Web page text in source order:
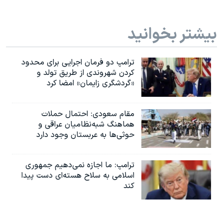
بیشتر بخوانید
ترامپ دو فرمان اجرایی برای محدود
کردن شهروندی از طریق تولد و
«گردشگری زایمان» امضا کرد
مقام سعودی: احتمال حملات
هماهنگ شبه‌نظامیان عراقی و
حوثی‌ها به عربستان وجود دارد
ترامپ: ما اجازه نمی‌دهیم جمهوری
اسلامی به سلاح هسته‌ای دست پیدا
کند